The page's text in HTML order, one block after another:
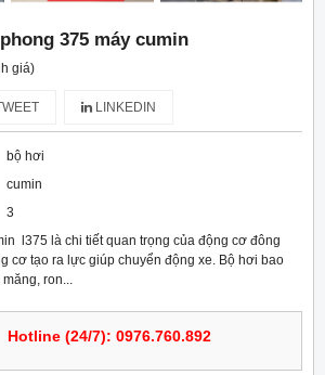
375 máy cumin
giá)
LINKEDIN
bộ hơi
cumin
3
l375 là chi tiết quan trọng của động cơ đông
cơ tạo ra lực giúp chuyển động xe. Bộ hơi bao
ron...
Hotline (24/7): 0976.760.892